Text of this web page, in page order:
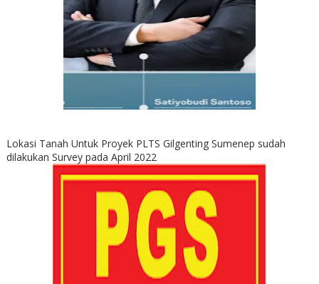
Lokasi Tanah Untuk Proyek PLTS Gilgenting Sumenep sudah
dilakukan Survey pada April 2022